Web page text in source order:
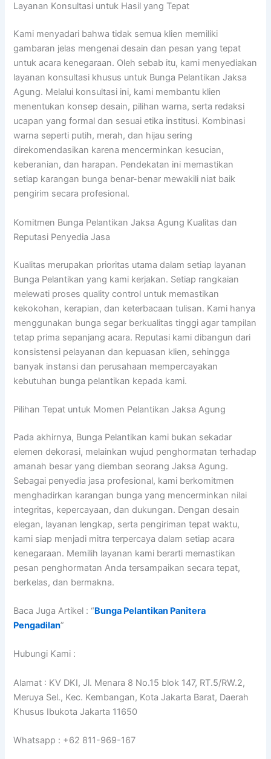
Layanan Konsultasi untuk Hasil yang Tepat
Kami menyadari bahwa tidak semua klien memiliki
gambaran jelas mengenai desain dan pesan yang tepat
untuk acara kenegaraan. Oleh sebab itu, kami menyediakan
layanan konsultasi khusus untuk Bunga Pelantikan Jaksa
Agung. Melalui konsultasi ini, kami membantu klien
menentukan konsep desain, pilihan warna, serta redaksi
ucapan yang formal dan sesuai etika institusi. Kombinasi
warna seperti putih, merah, dan hijau sering
direkomendasikan karena mencerminkan kesucian,
keberanian, dan harapan. Pendekatan ini memastikan
setiap karangan bunga benar-benar mewakili niat baik
pengirim secara profesional.
Komitmen Bunga Pelantikan Jaksa Agung Kualitas dan
Reputasi Penyedia Jasa
Kualitas merupakan prioritas utama dalam setiap layanan
Bunga Pelantikan yang kami kerjakan. Setiap rangkaian
melewati proses quality control untuk memastikan
kekokohan, kerapian, dan keterbacaan tulisan. Kami hanya
menggunakan bunga segar berkualitas tinggi agar tampilan
tetap prima sepanjang acara. Reputasi kami dibangun dari
konsistensi pelayanan dan kepuasan klien, sehingga
banyak instansi dan perusahaan mempercayakan
kebutuhan bunga pelantikan kepada kami.
Pilihan Tepat untuk Momen Pelantikan Jaksa Agung
Pada akhirnya, Bunga Pelantikan kami bukan sekadar
elemen dekorasi, melainkan wujud penghormatan terhadap
amanah besar yang diemban seorang Jaksa Agung.
Sebagai penyedia jasa profesional, kami berkomitmen
menghadirkan karangan bunga yang mencerminkan nilai
integritas, kepercayaan, dan dukungan. Dengan desain
elegan, layanan lengkap, serta pengiriman tepat waktu,
kami siap menjadi mitra terpercaya dalam setiap acara
kenegaraan. Memilih layanan kami berarti memastikan
pesan penghormatan Anda tersampaikan secara tepat,
berkelas, dan bermakna.
Baca Juga Artikel : “Bunga Pelantikan Panitera
Pengadilan”
Hubungi Kami :
Alamat : KV DKI, Jl. Menara 8 No.15 blok 147, RT.5/RW.2,
Meruya Sel., Kec. Kembangan, Kota Jakarta Barat, Daerah
Khusus Ibukota Jakarta 11650
Whatsapp : +62 811-969-167